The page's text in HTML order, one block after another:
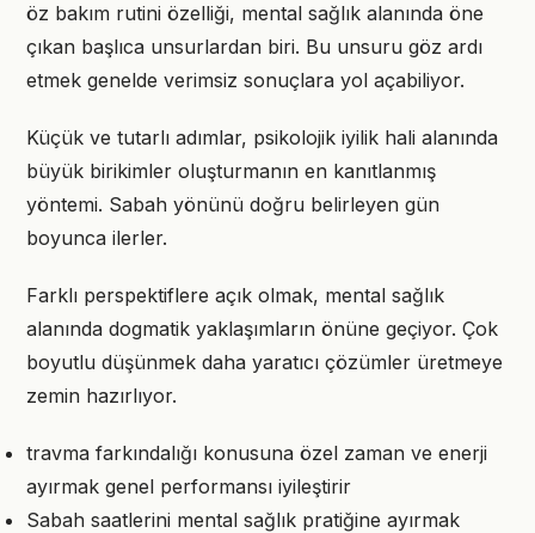
öz bakım rutini özelliği, mental sağlık alanında öne
çıkan başlıca unsurlardan biri. Bu unsuru göz ardı
etmek genelde verimsiz sonuçlara yol açabiliyor.
Küçük ve tutarlı adımlar, psikolojik iyilik hali alanında
büyük birikimler oluşturmanın en kanıtlanmış
yöntemi. Sabah yönünü doğru belirleyen gün
boyunca ilerler.
Farklı perspektiflere açık olmak, mental sağlık
alanında dogmatik yaklaşımların önüne geçiyor. Çok
boyutlu düşünmek daha yaratıcı çözümler üretmeye
zemin hazırlıyor.
travma farkındalığı konusuna özel zaman ve enerji
ayırmak genel performansı iyileştirir
Sabah saatlerini mental sağlık pratiğine ayırmak